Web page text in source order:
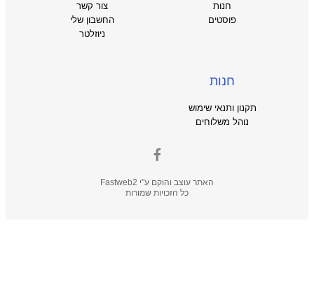
חנות
פוסטים
צור קשר
החשבון שלי
ניוזלטר
חנות
תקנון ותנאי שימוש
נוהל משלוחים
האתר עוצב והוקם ע"י Fastweb2
כל הזכויות שמורות